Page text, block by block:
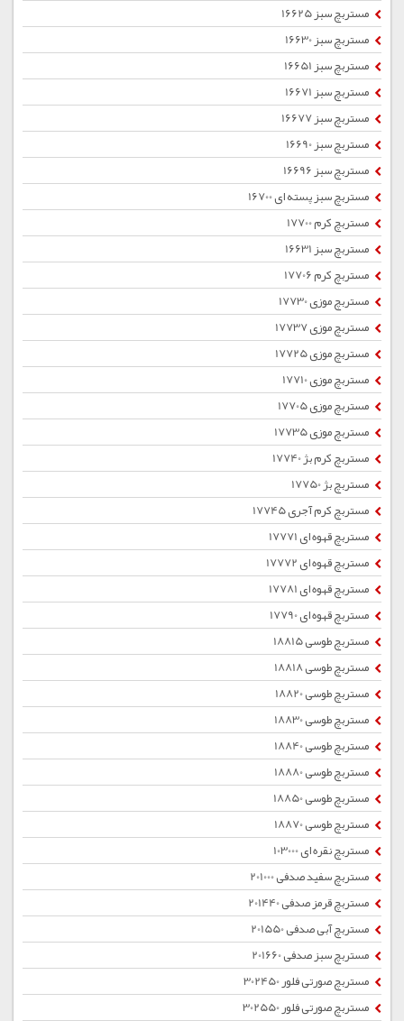
مستربچ سبز 16625
مستربچ سبز 16630
مستربچ سبز 16651
مستربچ سبز 16671
مستربچ سبز 16677
مستربچ سبز 16690
مستربچ سبز 16696
مستربچ سبز پسته ای 16700
مستربچ کرم 17700
مستربچ سبز 16631
مستربچ کرم 17706
مستربچ موزی 17730
مستربچ موزی 17737
مستربچ موزی 17725
مستربچ موزی 17710
مستربچ موزی 17705
مستربچ موزی 17735
مستربچ کرم بژ 17740
مستربچ بژ 17750
مستربچ کرم آجری 17745
مستربچ قهوه ای 17771
مستربچ قهوه ای 17772
مستربچ قهوه ای 17781
مستربچ قهوه ای 17790
مستربچ طوسی 18815
مستربچ طوسی 18818
مستربچ طوسی 18820
مستربچ طوسی 18830
مستربچ طوسی 18840
مستربچ طوسی 18880
مستربچ طوسی 18850
مستربچ طوسی 18870
مستربچ نقره ای 103000
مستربچ سفید صدفی 201000
مستربچ قرمز صدفی 201440
مستربچ آبی صدفی 201550
مستربچ سبز صدفی 201660
مستربچ صورتی فلور 302450
مستربچ صورتی فلور 302550